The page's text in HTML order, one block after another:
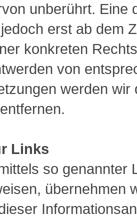
unberührt. Eine
erst ab dem
konkreten
von
werden wir
Links
so genannter
übernehmen